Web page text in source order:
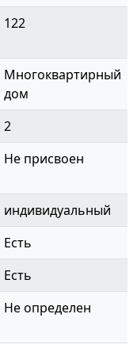
122
Многоквартирный
дом
2
Не присвоен
индивидуальный
Есть
Есть
Не определен